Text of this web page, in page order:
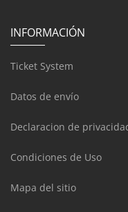
INFORMACIÓN
Ticket System
Datos de envío
Declaracion de
Condiciones de Uso
Mapa del sitio